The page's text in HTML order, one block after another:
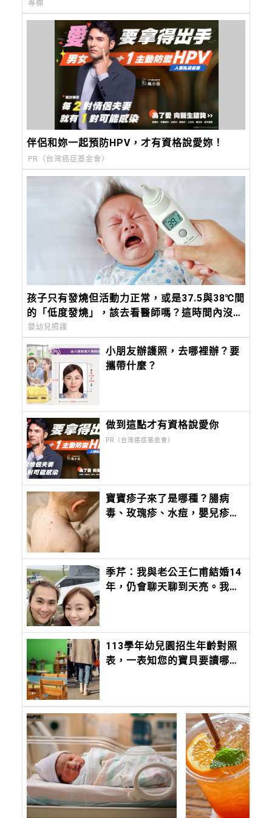
專欄
伴侶和妳一起預防HPV，才有資格說愛妳！
PR（台灣癌症基金會）
孩子只有發燒但活動力正常，或是37.5與38℃間
的「低度發燒」，該去看醫師嗎？這時間內沒退
燒，必須就醫
嬰幼兒照護
小朋友辦護照，去哪裡辦？要
攜帶什麼？
做到這點才有資格說愛你
PR（台灣癌症基金會）
寶寶疹子來了是哪種？腸病
毒、玫瑰疹、水痘，嬰兒疹子
季芹：我與老公王仁甫結婚14
年，仍會聊天聊到天亮。我們
113學年幼兒園招生年齡對照
表，一表知您的寶貝要讀哪個